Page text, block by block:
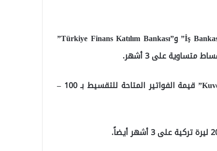
وأتاح بحسب الاتفاق بنك “Yapı Kredi” و”AKBank” و”İş Bankası” و”Türkiye Finans Katılım Bankası”
وحدد البنك الكويتي التركي “Kuveyt Türk Katılım Bankası” قيمة الفواتير المتاحة للتقسيط بـ 100 –